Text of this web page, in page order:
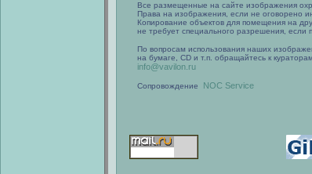
Все размещенные на сайте изображения
Права на изображения, если не оговорено
Копирование объектов для помещения на
не требует специального разрешения, если
По вопросам использования наших
на бумаге, CD и т.п. обращайтесь к
info@vavilon.ru
Сопровождение NOC Service